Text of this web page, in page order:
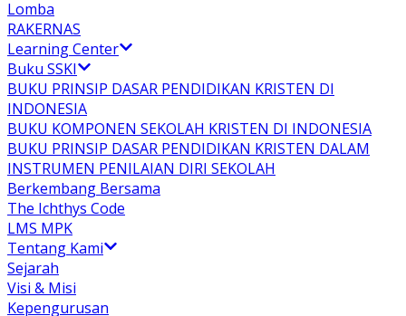
Lomba
RAKERNAS
Learning Center
Buku SSKI
BUKU PRINSIP DASAR PENDIDIKAN KRISTEN DI
INDONESIA
BUKU KOMPONEN SEKOLAH KRISTEN DI INDONESIA
BUKU PRINSIP DASAR PENDIDIKAN KRISTEN DALAM
INSTRUMEN PENILAIAN DIRI SEKOLAH
Berkembang Bersama
The Ichthys Code
LMS MPK
Tentang Kami
Sejarah
Visi & Misi
Kepengurusan